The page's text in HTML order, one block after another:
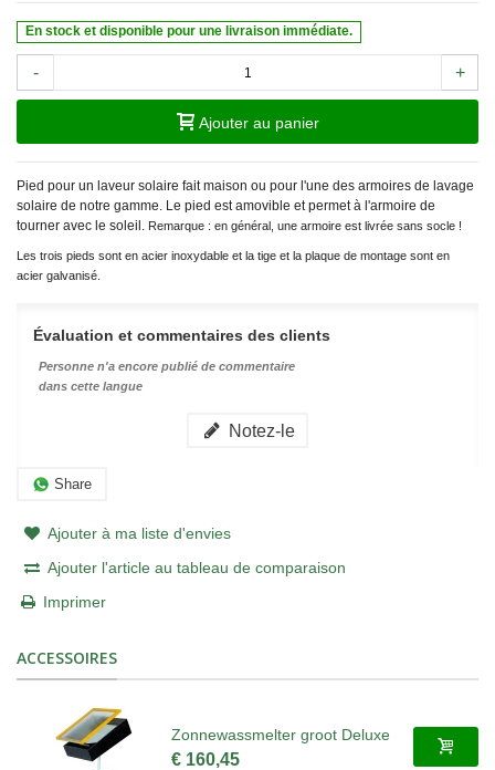
En stock et disponible pour une livraison immédiate.
- +
Ajouter au panier
Pied pour un laveur solaire fait maison ou pour l'une des armoires de lavage
solaire de notre gamme. Le pied est amovible et permet à l'armoire de
tourner avec le soleil. Remarque : en général, une armoire est livrée sans socle !
Les trois pieds sont en acier inoxydable et la tige et la plaque de montage sont en
acier galvanisé.
Évaluation et commentaires des clients
Personne n'a encore publié de commentaire
dans cette langue
Notez-le
Share
Ajouter à ma liste d'envies
Ajouter l'article au tableau de comparaison
Imprimer
ACCESSOIRES
Zonnewassmelter groot Deluxe
€ 160,45